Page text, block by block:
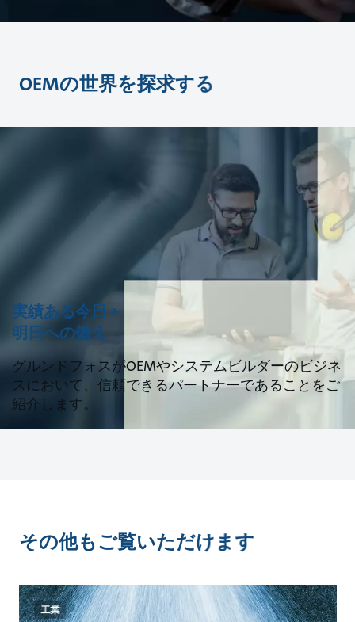
OEMの世界を探求する
実績ある今日 +
明日への備え
グルンドフォスがOEMやシステムビルダーのビジネ
スにおいて、信頼できるパートナーであることをご
紹介します。
その他もご覧いただけます
工業